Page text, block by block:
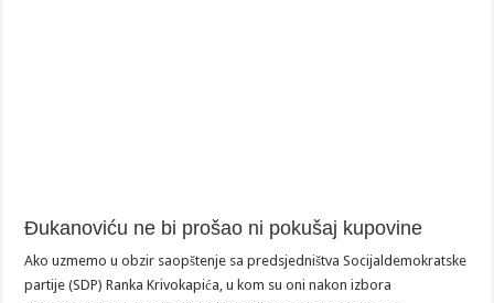
Đukanoviću ne bi prošao ni pokušaj kupovine
Ako uzmemo u obzir saopštenje sa predsjedništva Socijaldemokratske
partije (SDP) Ranka Krivokapića, u kom su oni nakon izbora